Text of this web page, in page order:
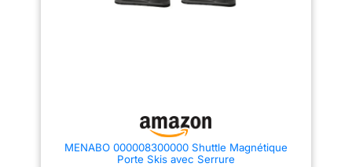
MENABO 000008300000 Shuttle Magnétique
Porte Skis avec Serrure